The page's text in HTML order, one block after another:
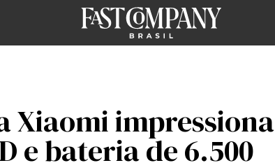
Xiaomi impressiona
e bateria de 6.500